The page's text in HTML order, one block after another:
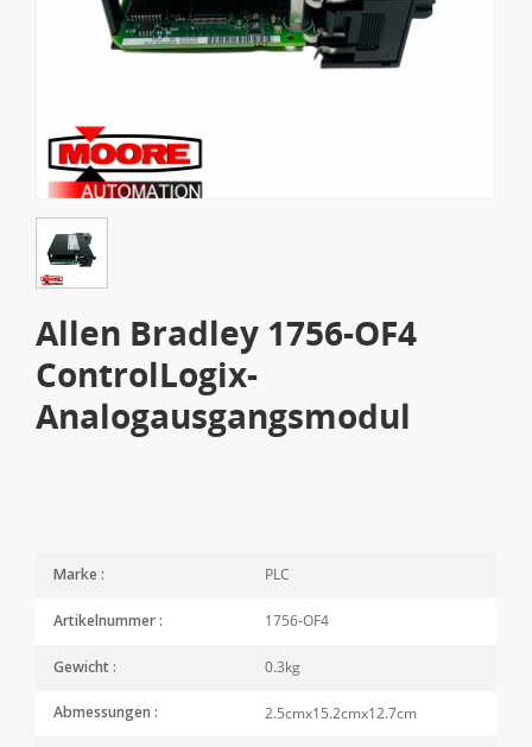
Allen Bradley 1756-OF4
ControlLogix-
Analogausgangsmodul
Marke : PLC
Artikelnummer : 1756-OF4
Gewicht : 0.3kg
Abmessungen : 2.5cmx15.2cmx12.7cm